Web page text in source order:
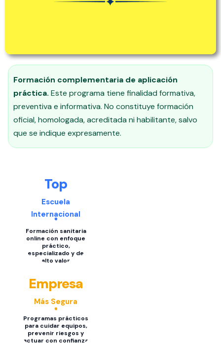
Formación complementaria de aplicación
práctica. Este programa tiene finalidad formativa,
preventiva e informativa. No constituye formación
oficial, homologada, acreditada ni habilitante, salvo
que se indique expresamente.
Top
Escuela
Internacional
Formación sanitaria
online con enfoque
práctico,
especializado y de
alto valor
Empresa
Más Segura
Programas prácticos
para cuidar equipos,
prevenir riesgos y
actuar con confianza